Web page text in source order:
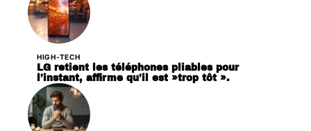
HIGH-TECH
LG retient les téléphones pliables pour
l’instant, affirme qu’il est »trop tôt ».